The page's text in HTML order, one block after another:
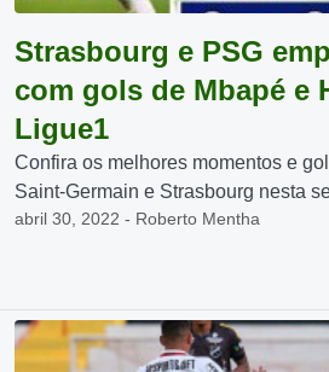
Strasbourg e PSG
com gols de Mbapé e
Ligue1
Confira os melhores momentos e
Saint-Germain e Strasbourg nesta
abril 30, 2022 - Roberto Mentha